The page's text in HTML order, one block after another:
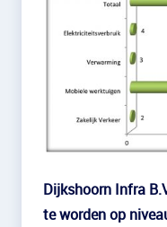
Dijkshoorn Infra
te worden op